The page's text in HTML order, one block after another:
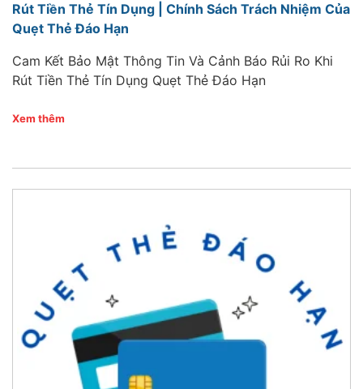
Rút Tiền Thẻ Tín Dụng | Chính Sách Trách Nhiệm Của
Quẹt Thẻ Đáo Hạn
Cam Kết Bảo Mật Thông Tin Và Cảnh Báo Rủi Ro Khi
Rút Tiền Thẻ Tín Dụng Quẹt Thẻ Đáo Hạn
Xem thêm